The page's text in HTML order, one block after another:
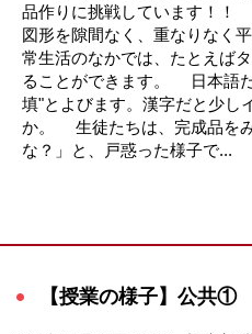
品作りに挑戦しています！！
図形を隙間なく、重なりなく
常生活のなかでは、たとえば
ることができます。 日本語
填"とよびます。漢字だと少し
か。 生徒たちは、完成品を
な？」と、戸惑った様子で...
【授業の様子】公共①